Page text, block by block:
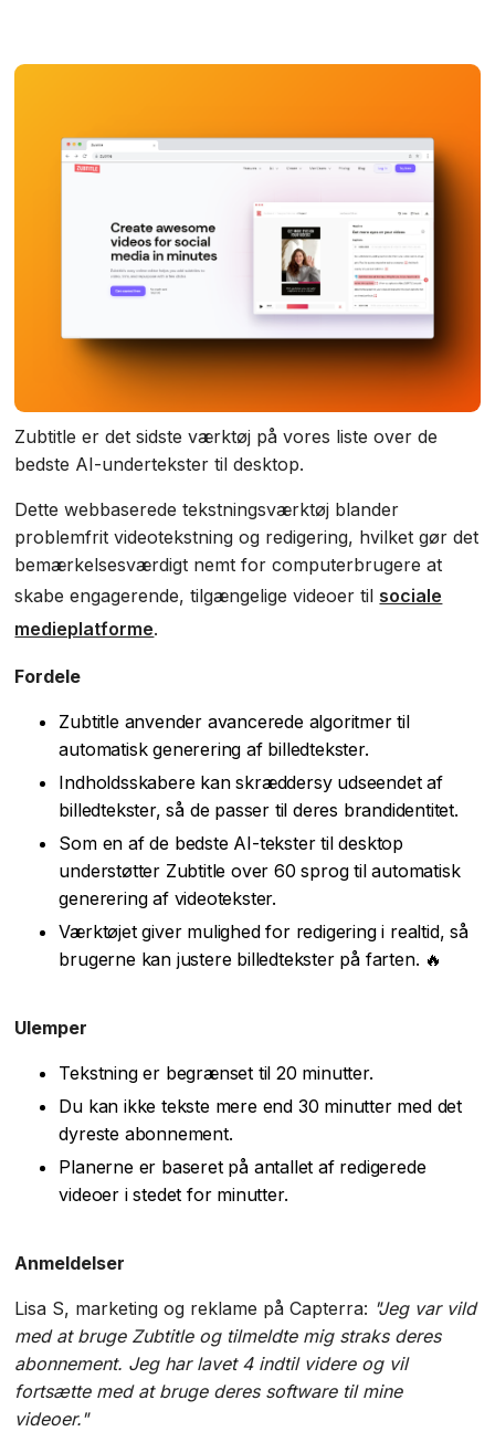
Zubtitle er det sidste værktøj på vores liste over de
bedste AI-undertekster til desktop.
Dette webbaserede tekstningsværktøj blander
problemfrit videotekstning og redigering, hvilket gør det
bemærkelsesværdigt nemt for computerbrugere at
skabe engagerende, tilgængelige videoer til sociale
medieplatforme.
Fordele
Zubtitle anvender avancerede algoritmer til
automatisk generering af billedtekster.
Indholdsskabere kan skræddersy udseendet af
billedtekster, så de passer til deres brandidentitet.
Som en af de bedste AI-tekster til desktop
understøtter Zubtitle over 60 sprog til automatisk
generering af videotekster.
Værktøjet giver mulighed for redigering i realtid, så
brugerne kan justere billedtekster på farten. 🔥
Ulemper
Tekstning er begrænset til 20 minutter.
Du kan ikke tekste mere end 30 minutter med det
dyreste abonnement.
Planerne er baseret på antallet af redigerede
videoer i stedet for minutter.
Anmeldelser
Lisa S, marketing og reklame på Capterra: "Jeg var vild
med at bruge Zubtitle og tilmeldte mig straks deres
abonnement. Jeg har lavet 4 indtil videre og vil
fortsætte med at bruge deres software til mine
videoer."